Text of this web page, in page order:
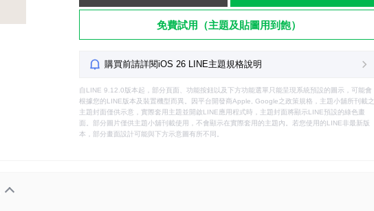
免費試用（主題及貼圖用到飽）
購買前請詳閱iOS 26 LINE主題規格說明
自LINE 9.12.0版本起，部分頁面、功能按鈕以及下方功能選單只能呈現系統預設的圖示，可能會
根據您的LINE版本及裝置機型而異。因平台開發商Apple, Google之政策規格，主題小舖所刊載之
主題封面僅供示意，實際套用主題並開啟LINE應用程式時，主題封面將顯示LINE預設的綠色畫
面。部分圖片僅供主題小舖刊載使用，不會顯示在實際套用的主題內。若您使用的LINE非最新版
本，部分畫面設計可能與下方示意圖有所不同。